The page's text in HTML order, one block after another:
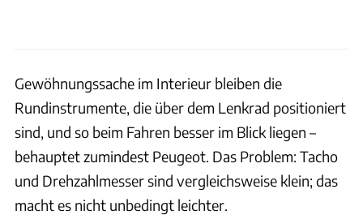
Gewöhnungssache im Interieur bleiben die
Rundinstrumente, die über dem Lenkrad positioniert
sind, und so beim Fahren besser im Blick liegen –
behauptet zumindest Peugeot. Das Problem: Tacho
und Drehzahlmesser sind vergleichsweise klein; das
macht es nicht unbedingt leichter.